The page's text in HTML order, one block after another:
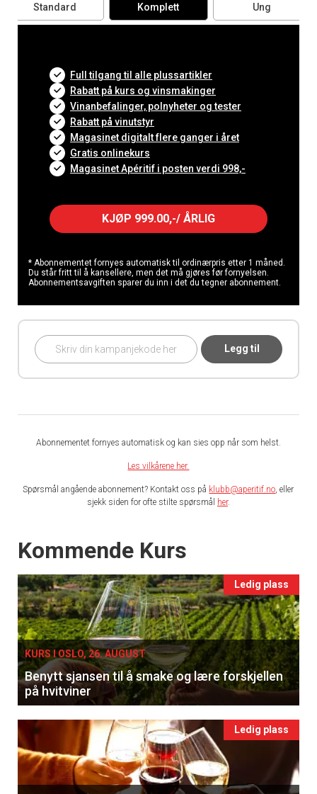
Standard Komplett Ung
Full tilgang til alle plussartikler
Rabatt på kurs og vinsmakinger
Vinanbefalinger, polnyheter og tester
Rabatt på vinutstyr
Magasinet digitalt flere ganger i året
Gratis onlinekurs
Magasinet Apéritif i posten verdi 998,-
KJØP 999.00,-/ ÅRLIG
* Abonnementet fornyes automatisk til ordinærpris etter 1 måned.
Du står fritt til å kansellere, men det må gjøres før fornyelsen.
Abonnementsavgiften sparer du inn i det du tegner abonnement.
Legg til
Abonnementet fornyes automatisk og kan sies opp når som helst.
Les vilkårene her.
Spørsmål angående abonnement? Kontakt oss på klubb@aperitif.no, eller
sjekk siden for ofte stilte spørsmål her.
Events
Kommende Kurs
Ledig plass
KURS I OSLO, 26. AUGUST
Benytt sjansen til å smake og lære forskjellen
på hvitviner
Ledig plass